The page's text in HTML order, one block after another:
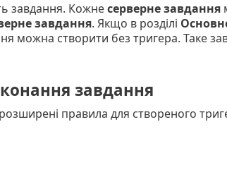
завдання. Кожнесерверне завдання
завдання. Якщо в розділі
можна створити без тригера. Таке
завдання
правила для створеного